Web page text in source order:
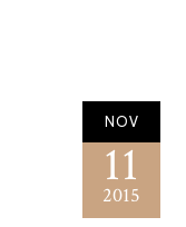
NOV
11
2015